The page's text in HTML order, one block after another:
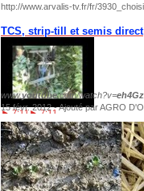
http://www.arvalis-tv.fr/fr/
TCS, strip-till et semis direct
► 7:11► 7:11
www.youtube.com/watch?v=
15 févr. 2012 - Ajouté par AGRO